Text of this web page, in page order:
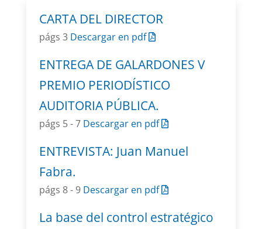
CARTA DEL DIRECTOR
págs 3 Descargar en pdf
ENTREGA DE GALARDONES V
PREMIO PERIODÍSTICO
AUDITORIA PÚBLICA.
págs 5 - 7 Descargar en pdf
ENTREVISTA: Juan Manuel
Fabra.
págs 8 - 9 Descargar en pdf
La base del control estratégico